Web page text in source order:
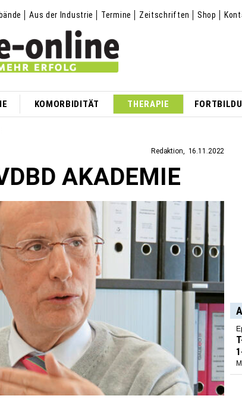
Aus der Industrie Termine Zeitschriften Shop
KOMORBIDITÄT THERAPIE
Redaktion 16.11.2022
AKADEMIE